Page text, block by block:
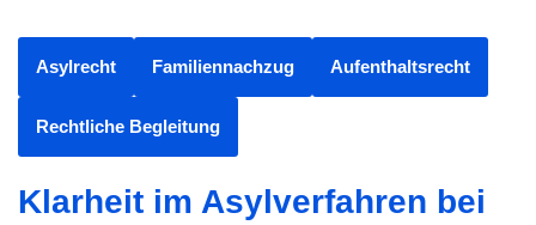
Asylrecht Familiennachzug Aufenthaltsrecht
Rechtliche Begleitung
Klarheit im Asylverfahren bei